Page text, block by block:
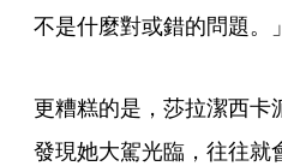
不是什麼對或錯的問題。」
更糟糕的是，莎拉潔西卡
發現她大駕光臨，往往就